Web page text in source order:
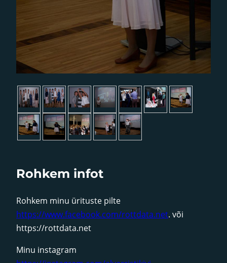
Rohkem infot
Rohkem minu ürituste pilte
https://www.facebook.com/rottdata.net. või
https://rottdata.net
Minu instagram